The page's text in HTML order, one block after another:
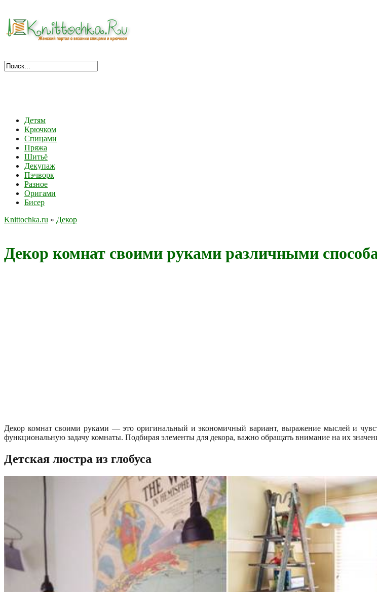
Детям
Крючком
Спицами
Пряжа
Шитьё
Декупаж
Пэчворк
Разное
Оригами
Бисер
Knittochka.ru » Декор
Декор комнат своими руками различными
Декор комнат своими руками — это оригинальный и экономичный вариант, выражение мыслей и
функциональную задачу комнаты. Подбирая элементы для декора, важно обращать внимание на их
Детская люстра из глобуса